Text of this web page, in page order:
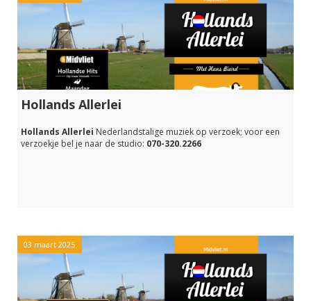
Hollands Allerlei
Hollands Allerlei Nederlandstalige muziek op verzoek; voor een
verzoekje bel je naar de studio: 070-320.2266
03 maart 2025